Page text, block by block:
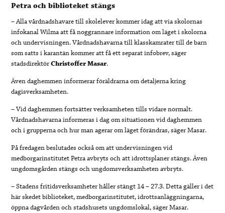
Petra och biblioteket stängs
–Alla vårdnadshavare till skolelever kommer idag att via skolornas
infokanal Wilma att få noggrannare information om läget i skolorna
och undervisningen. Vårdnadshavarna till klasskamrater till de barn
som satts i karantän kommer att få ett separat infobrev, säger
stadsdirektörChristoffer Masar.
Även daghemmen informerar föräldrarna om detaljerna kring
dagisverksamheten.
– Vid daghemmen fortsätter verksamheten tills vidare normalt.
Vårdnadshavarna informeras i dag om situationen vid daghemmen
och i grupperna och hur man agerar om läget förändras, säger Masar.
På fredagen beslutades också om att undervisningen vid
medborgarinstitutet Petra avbryts och att idrottsplaner stängs. Även
ungdomsgården stängs och ungdomsverksamheten avbryts.
– Stadens fritidsverksamheter håller stängt 14 – 27.3. Detta gäller i det
här skedet biblioteket, medborgarinstitutet, idrottsanläggningarna,
öppna dagvården och stadshusets ungdomslokal, säger Masar.